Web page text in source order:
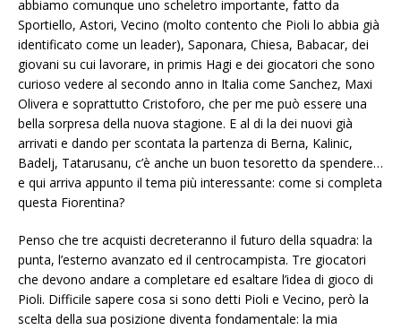
abbiamo comunque uno scheletro importante, fatto da
Sportiello, Astori, Vecino (molto contento che Pioli lo abbia già
identificato come un leader), Saponara, Chiesa, Babacar, dei
giovani su cui lavorare, in primis Hagi e dei giocatori che sono
curioso vedere al secondo anno in Italia come Sanchez, Maxi
Olivera e soprattutto Cristoforo, che per me può essere una
bella sorpresa della nuova stagione. E al di la dei nuovi già
arrivati e dando per scontata la partenza di Berna, Kalinic,
Badelj, Tatarusanu, c’è anche un buon tesoretto da spendere…
e qui arriva appunto il tema più interessante: come si completa
questa Fiorentina?
Penso che tre acquisti decreteranno il futuro della squadra: la
punta, l’esterno avanzato ed il centrocampista. Tre giocatori
che devono andare a completare ed esaltare l’idea di gioco di
Pioli. Difficile sapere cosa si sono detti Pioli e Vecino, però la
scelta della sua posizione diventa fondamentale: la mia